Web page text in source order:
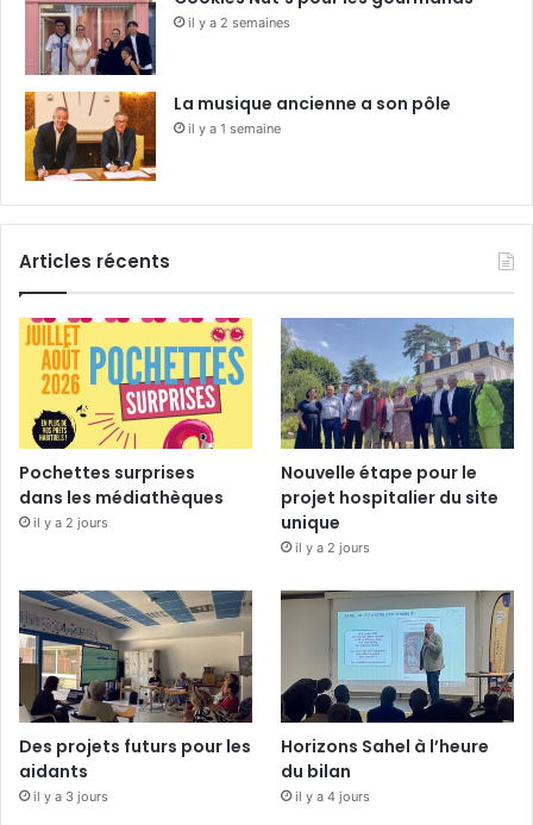
il y a 2 semaines
La musique ancienne a son pôle
il y a 1 semaine
Articles récents
Pochettes surprises
dans les médiathèques
il y a 2 jours
Nouvelle étape pour le
projet hospitalier du site
unique
il y a 2 jours
Des projets futurs pour les
aidants
il y a 3 jours
Horizons Sahel à l’heure
du bilan
il y a 4 jours